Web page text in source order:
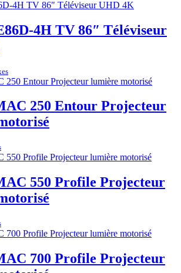
4H TV 86″ Téléviseur
250 Entour Projecteur
550 Profile Projecteur
700 Profile Projecteur